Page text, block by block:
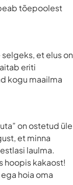
tõepoolest
et elus on
eriti
kogu maailma
on ostetud üle
et minna
laulma.
hoopis kakaost!
hoia oma